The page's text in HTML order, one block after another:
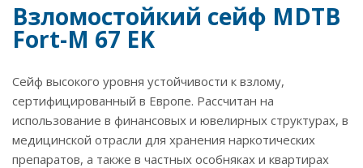
Взломостойкий сейф MDTB
Fort-M 67 EK
Сейф высокого уровня устойчивости к взлому,
сертифицированный в Европе. Рассчитан на
использование в финансовых и ювелирных структурах, в
медицинской отрасли для хранения наркотических
препаратов, а также в частных особняках и квартирах